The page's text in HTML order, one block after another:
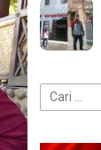
Cari
untuk: